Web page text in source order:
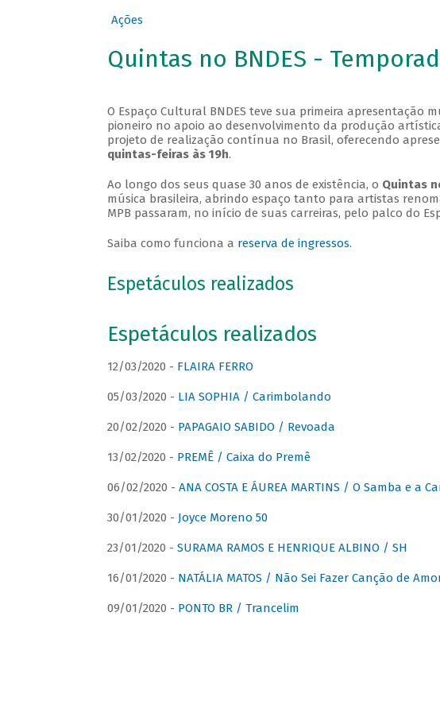
Ações
Quintas no BNDES -
O Espaço Cultural BNDES teve sua primeira apresentação
pioneiro no apoio ao desenvolvimento da produção
projeto de realização contínua no Brasil, oferecendo
quintas-feiras às 19h.
Ao longo dos seus quase 30 anos de existência, o Quintas
música brasileira, abrindo espaço tanto para artistas
MPB passaram, no início de suas carreiras, pelo palco do
Saiba como funciona a reserva de ingressos.
Espetáculos realizados
Espetáculos realizados
12/03/2020 - FLAIRA FERRO
05/03/2020 - LIA SOPHIA / Carimbolando
20/02/2020 - PAPAGAIO SABIDO / Revoada
13/02/2020 - PREMÊ / Caixa do Premê
06/02/2020 - ANA COSTA E ÁUREA MARTINS / O Samba e a
30/01/2020 - Joyce Moreno 50
23/01/2020 - SURAMA RAMOS E HENRIQUE ALBINO / SH
16/01/2020 - NATÁLIA MATOS / Não Sei Fazer Canção de
09/01/2020 - PONTO BR / Trancelim